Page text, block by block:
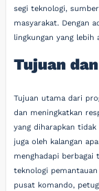
segi teknologi,
masyarakat. Dengan
lingkungan yang lebih
Tujuan
Tujuan utama dari
dan meningkatkan
yang diharapkan
juga oleh kalangan
menghadapi berbagai
teknologi pemantauan
pusat komando,